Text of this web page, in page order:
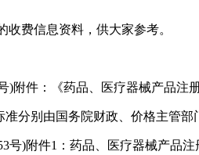
收费信息资料，供大家参考。
件：《药品、医疗器械产品注册
别由国务院财政、价格主管部
)附件1：药品、医疗器械产品注